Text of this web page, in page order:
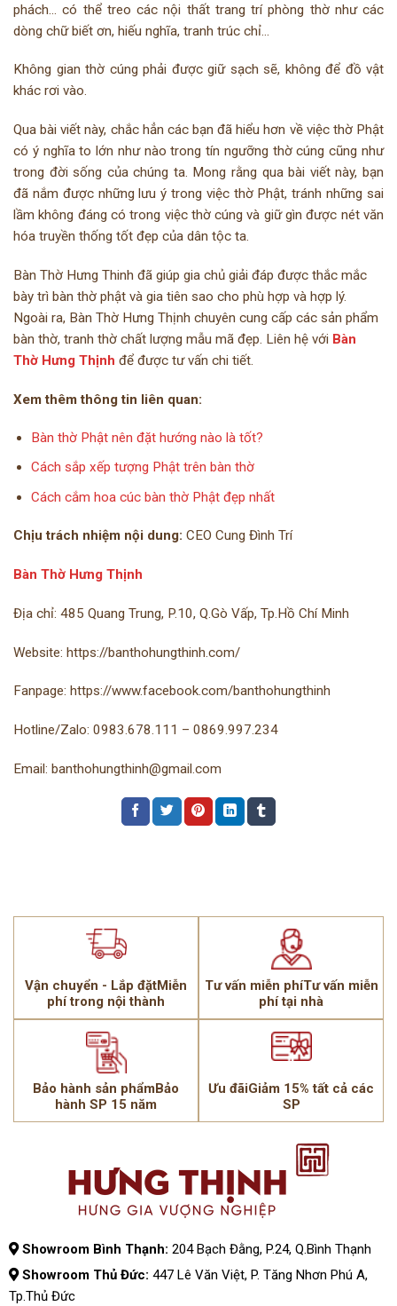
phách… có thể treo các nội thất trang trí phòng thờ như các
dòng chữ biết ơn, hiếu nghĩa, tranh trúc chỉ…
Không gian thờ cúng phải được giữ sạch sẽ, không để đồ vật
khác rơi vào.
Qua bài viết này, chắc hẳn các bạn đã hiểu hơn về việc thờ Phật
có ý nghĩa to lớn như nào trong tín ngưỡng thờ cúng cũng như
trong đời sống của chúng ta. Mong rằng qua bài viết này, bạn
đã nắm được những lưu ý trong việc thờ Phật, tránh những sai
lầm không đáng có trong việc thờ cúng và giữ gìn được nét văn
hóa truyền thống tốt đẹp của dân tộc ta.
Bàn Thờ Hưng Thinh đã giúp gia chủ giải đáp được thắc mắc
bày trì bàn thờ phật và gia tiên sao cho phù hợp và hợp lý.
Ngoài ra, Bàn Thờ Hưng Thịnh chuyên cung cấp các sản phẩm
bàn thờ, tranh thờ chất lượng mẫu mã đẹp. Liên hệ với Bàn
Thờ Hưng Thịnh để được tư vấn chi tiết.
Xem thêm thông tin liên quan:
Bàn thờ Phật nên đặt hướng nào là tốt?
Cách sắp xếp tượng Phật trên bàn thờ
Cách cắm hoa cúc bàn thờ Phật đẹp nhất
Chịu trách nhiệm nội dung: CEO Cung Đình Trí
Bàn Thờ Hưng Thịnh
Địa chỉ: 485 Quang Trung, P.10, Q.Gò Vấp, Tp.Hồ Chí Minh
Website: https://banthohungthinh.com/
Fanpage: https://www.facebook.com/banthohungthinh
Hotline/Zalo: 0983.678.111 – 0869.997.234
Email: banthohungthinh@gmail.com
Vận chuyển - Lắp đặtMiễn
phí trong nội thành
Tư vấn miễn phíTư vấn miễn
phí tại nhà
Bảo hành sản phẩmBảo
hành SP 15 năm
Ưu đãiGiảm 15% tất cả các
SP
Showroom Bình Thạnh: 204 Bạch Đằng, P.24, Q.Bình Thạnh
Showroom Thủ Đức: 447 Lê Văn Việt, P. Tăng Nhơn Phú A,
Tp.Thủ Đức